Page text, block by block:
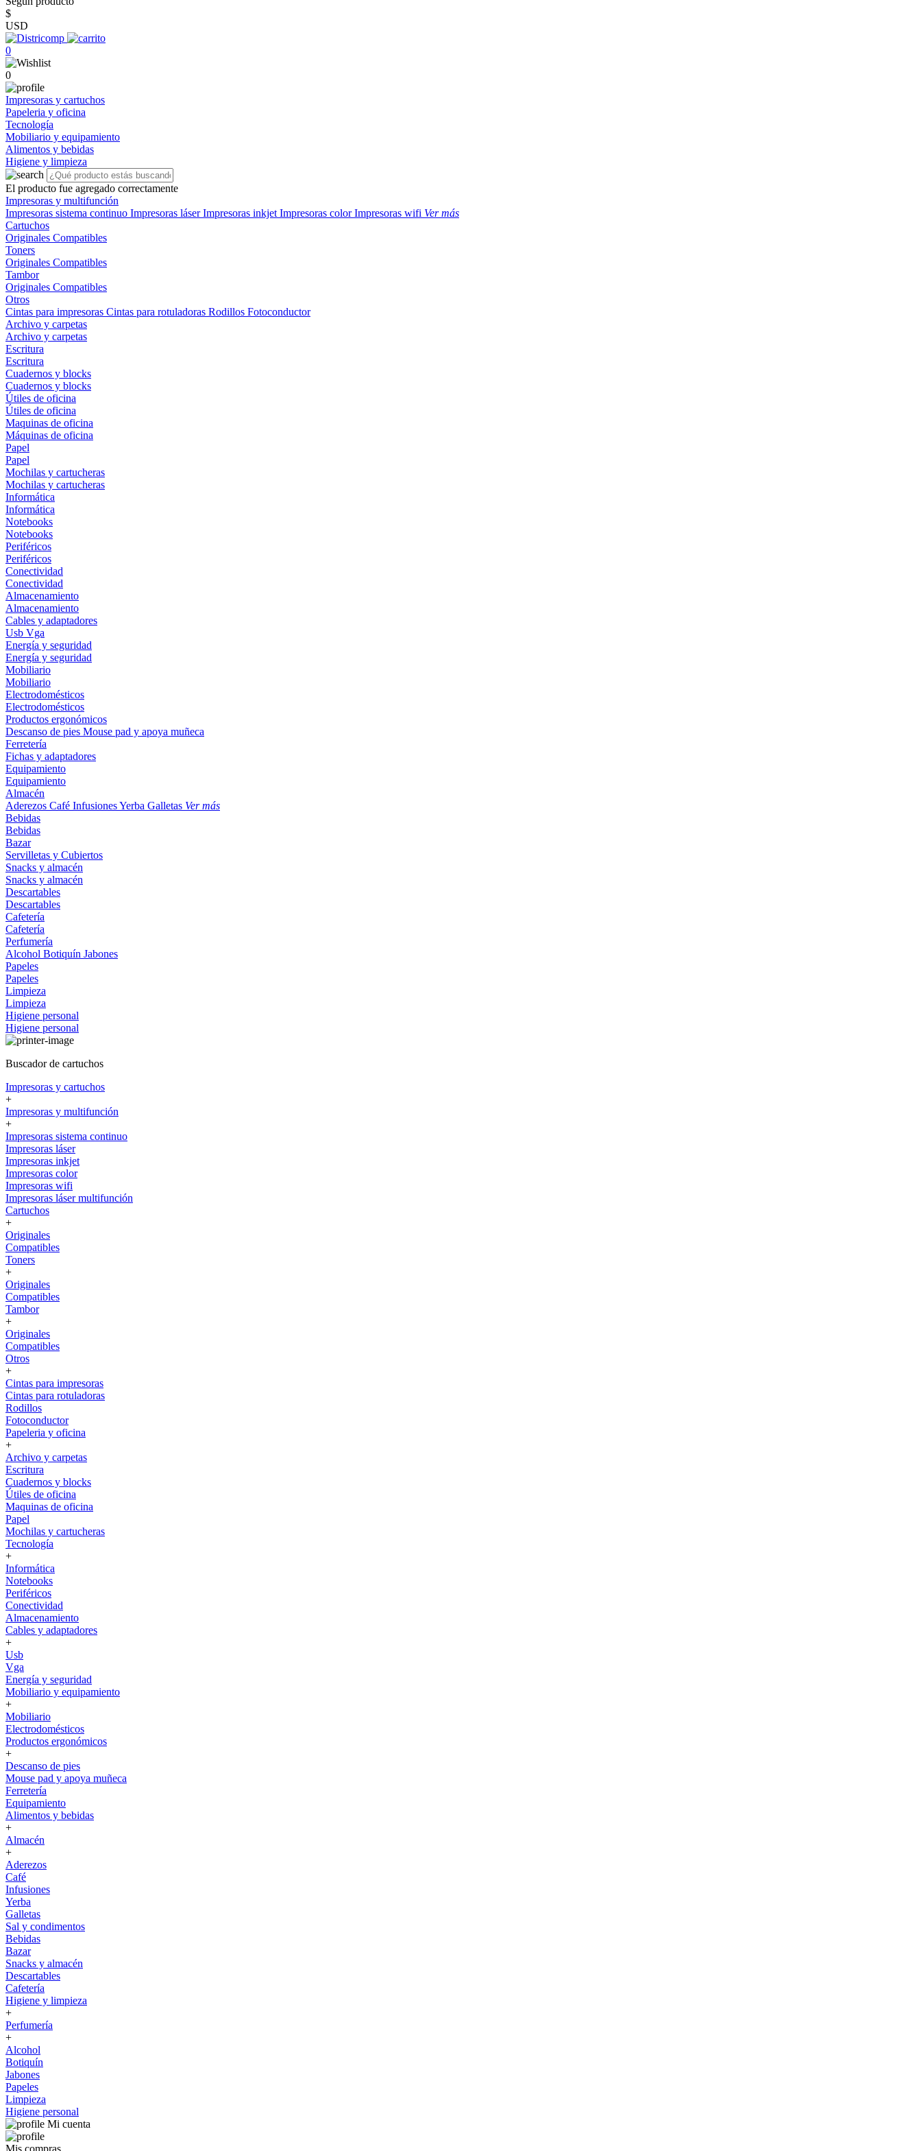
$
USD
0
0
Impresoras y cartuchos
Papeleria y oficina
Tecnología
Mobiliario y equipamiento
Alimentos y bebidas
Higiene y limpieza
El producto fue agregado correctamente
Impresoras y multifunción
Impresoras sistema continuo Impresoras láserImpresoras inkjet Impresoras colorImpresoras wifi Ver más
Cartuchos
Originales Compatibles
Toners
Originales Compatibles
Tambor
Originales Compatibles
Otros
Cintas para impresoras Cintas para rotuladoras Rodillos Fotoconductor
Archivo y carpetas
Archivo y carpetas
Escritura
Escritura
Cuadernos y blocks
Cuadernos y blocks
Útiles de oficina
Útiles de oficina
Maquinas de oficina
Máquinas de oficina
Papel
Papel
Mochilas y cartucheras
Mochilas y cartucheras
Informática
Informática
Notebooks
Notebooks
Periféricos
Periféricos
Conectividad
Conectividad
Almacenamiento
Almacenamiento
Cables y adaptadores
Usb Vga
Energía y seguridad
Energía y seguridad
Mobiliario
Mobiliario
Electrodomésticos
Electrodomésticos
Productos ergonómicos
Descanso de pies Mouse pad y apoya muñeca
Ferretería
Fichas y adaptadores
Equipamiento
Equipamiento
Almacén
Aderezos Café InfusionesYerba Galletas Ver más
Bebidas
Bebidas
Bazar
Servilletas y Cubiertos
Snacks y almacén
Snacks y almacén
Descartables
Descartables
Cafetería
Cafetería
Perfumería
Alcohol Botiquín Jabones
Papeles
Papeles
Limpieza
Limpieza
Higiene personal
Higiene personal
Buscador de cartuchos
Impresoras y cartuchos
+
Impresoras y multifunción
+
Impresoras sistema continuo
Impresoras láser
Impresoras inkjet
Impresoras color
Impresoras wifi
Impresoras láser multifunción
Cartuchos
+
Originales
Compatibles
Toners
+
Originales
Compatibles
Tambor
+
Originales
Compatibles
Otros
+
Cintas para impresoras
Cintas para rotuladoras
Rodillos
Fotoconductor
Papeleria y oficina
+
Archivo y carpetas
Escritura
Cuadernos y blocks
Útiles de oficina
Maquinas de oficina
Papel
Mochilas y cartucheras
Tecnología
+
Informática
Notebooks
Periféricos
Conectividad
Almacenamiento
Cables y adaptadores
+
Usb
Vga
Energía y seguridad
Mobiliario y equipamiento
+
Mobiliario
Electrodomésticos
Productos ergonómicos
+
Descanso de pies
Mouse pad y apoya muñeca
Ferretería
Equipamiento
Alimentos y bebidas
+
Almacén
+
Aderezos
Café
Infusiones
Yerba
Galletas
Sal y condimentos
Bebidas
Bazar
Snacks y almacén
Descartables
Cafetería
Higiene y limpieza
+
Perfumería
+
Alcohol
Botiquín
Jabones
Papeles
Limpieza
Higiene personal
Mi cuenta
Mis compras